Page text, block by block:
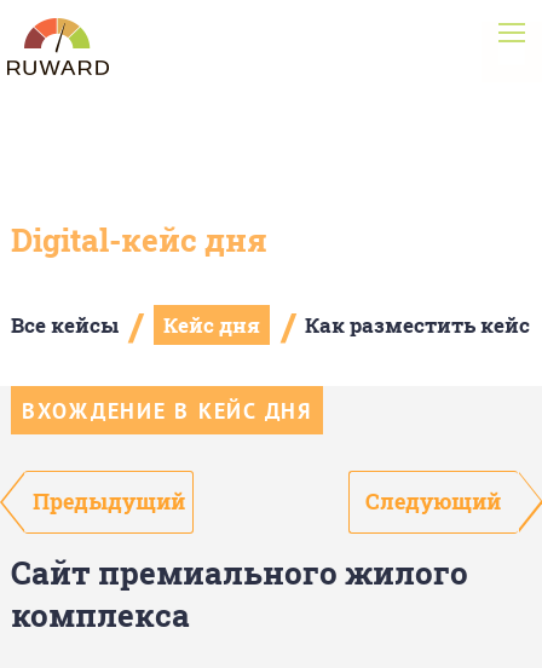
Digital-кейс дня
Все кейсы / Кейс дня / Как разместить кейс
Предыдущий Следующий
Сайт премиального жилого
комплекса
ВХОЖДЕНИЕ В КЕЙС ДНЯ